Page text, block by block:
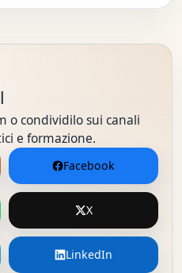
o condividilo sui canali
e formazione.
Facebook
X
LinkedIn